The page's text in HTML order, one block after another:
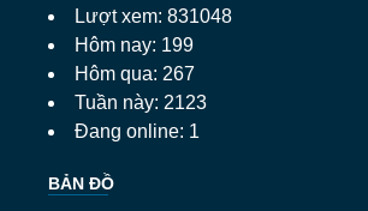
Lượt xem: 831048
Hôm nay: 199
Hôm qua: 267
Tuần này: 2123
Đang online: 1
BẢN ĐỒ